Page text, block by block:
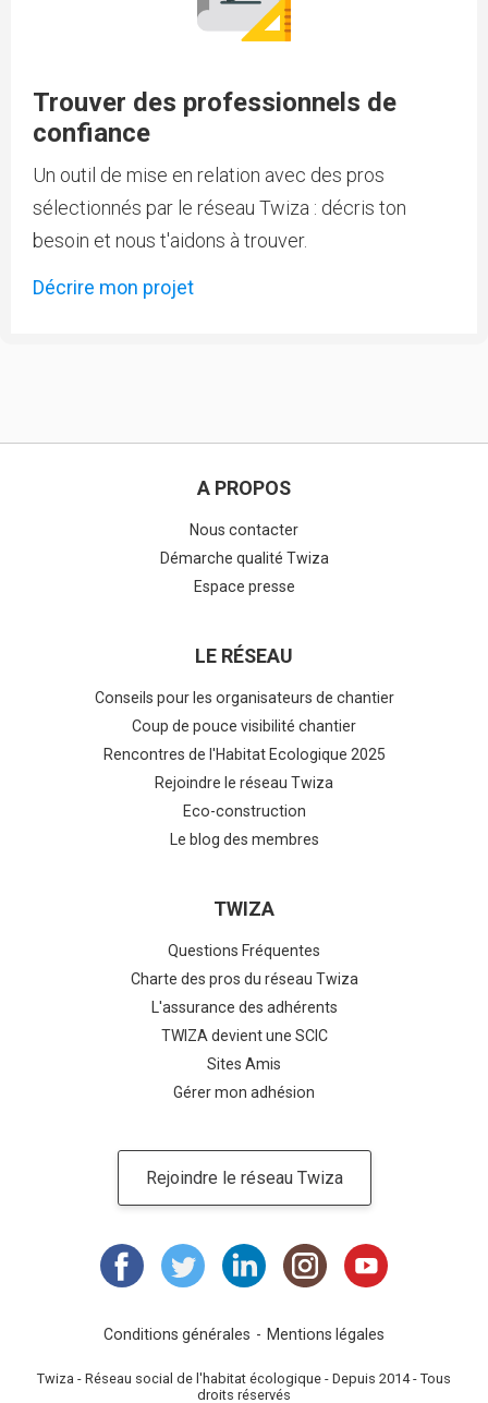
Trouver des professionnels de
confiance
Un outil de mise en relation avec des pros
sélectionnés par le réseau Twiza : décris ton
besoin et nous t'aidons à trouver.
Décrire mon projet
A PROPOS
Nous contacter
Démarche qualité Twiza
Espace presse
LE RÉSEAU
Conseils pour les organisateurs de chantier
Coup de pouce visibilité chantier
Rencontres de l'Habitat Ecologique 2025
Rejoindre le réseau Twiza
Eco-construction
Le blog des membres
TWIZA
Questions Fréquentes
Charte des pros du réseau Twiza
L'assurance des adhérents
TWIZA devient une SCIC
Sites Amis
Gérer mon adhésion
Rejoindre le réseau Twiza
Conditions générales Mentions légales
Twiza - Réseau social de l'habitat écologique - Depuis 2014 - Tous
droits réservés